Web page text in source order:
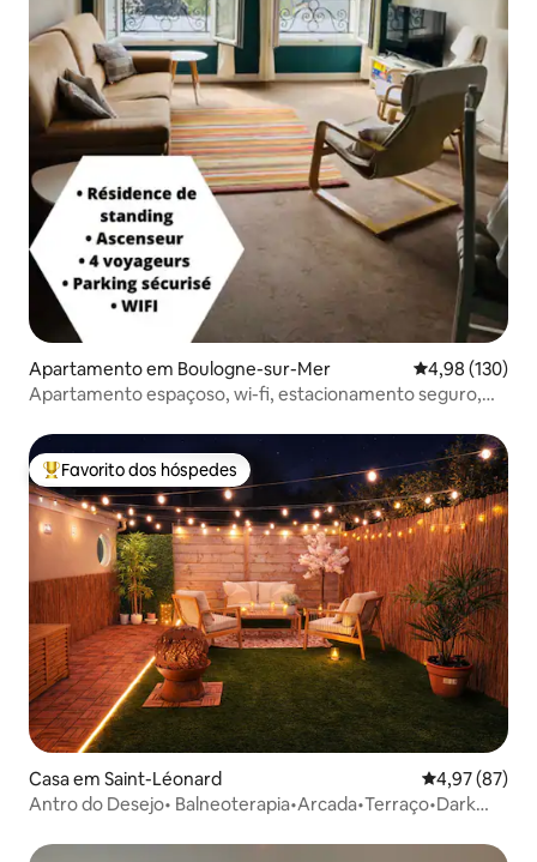
Apartamento em Boulogne-sur-Mer Classificação
4,98 (130)
Apartamento espaçoso, wi-fi, estacionamento seguro,
Favoritos dos hóspedes mais apreciados
Favorito dos hóspedes
Casa em Saint-Léonard Classificação
4,97 (87)
Antro do Desejo• Balneoterapia•Arcada•Terraço•Dark